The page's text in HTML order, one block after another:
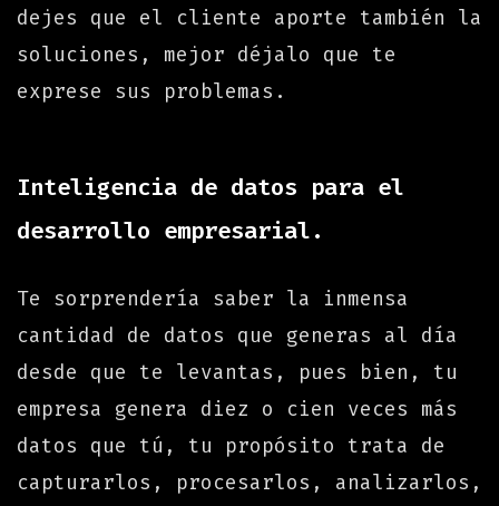
dejes que el cliente aporte también la
soluciones, mejor déjalo que te
exprese sus problemas.
Inteligencia de datos para el
desarrollo empresarial.
Te sorprendería saber la inmensa
cantidad de datos que generas al día
desde que te levantas, pues bien, tu
empresa genera diez o cien veces más
datos que tú, tu propósito trata de
capturarlos, procesarlos, analizarlos,